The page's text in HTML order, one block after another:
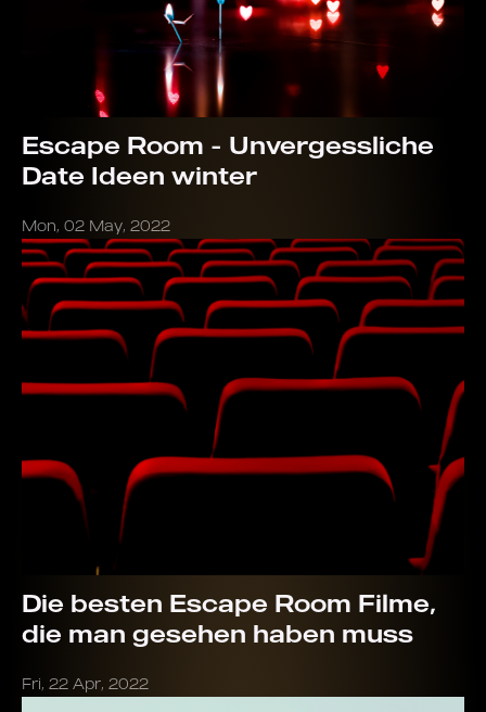
Escape Room - Unvergessliche
Date Ideen winter
Mon, 02 May, 2022
Die besten Escape Room Filme,
die man gesehen haben muss
Fri, 22 Apr, 2022